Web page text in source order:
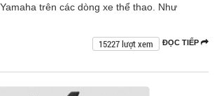
trên các dòng xe thể thao. Như
ĐỌC TIẾP
15227 lượt xem